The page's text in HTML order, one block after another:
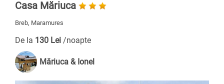
Casa Măriuca
Breb, Maramures
De la 130 Lei /noapte
Măriuca & Ionel